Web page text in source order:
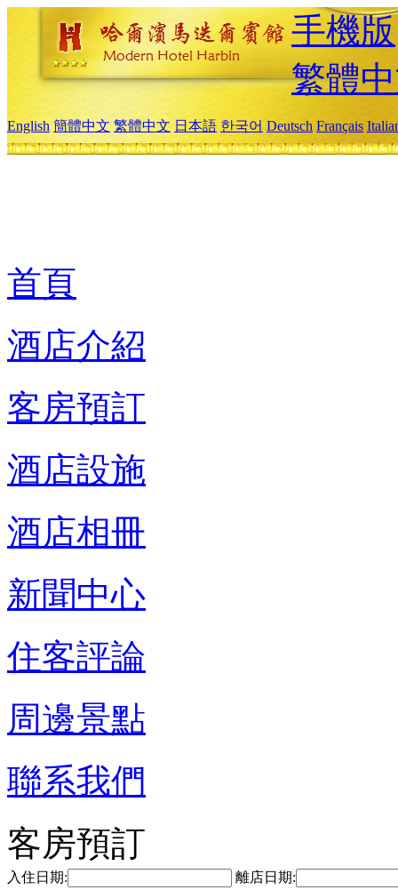
手機版
繁體
English 簡體中文 繁體中文 日本語 한국어 Deutsch Français
首頁
酒店介紹
客房預訂
酒店設施
酒店相冊
新聞中心
住客評論
周邊景點
聯系我們
客房預訂
入住日期: 離店日期: